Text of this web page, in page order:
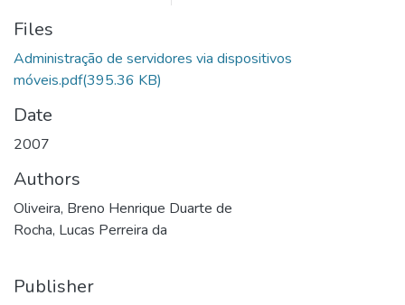
Files
Administração de servidores via dispositivos
móveis.pdf(395.36 KB)
Date
2007
Authors
Oliveira, Breno Henrique Duarte de
Rocha, Lucas Perreira da
Publisher